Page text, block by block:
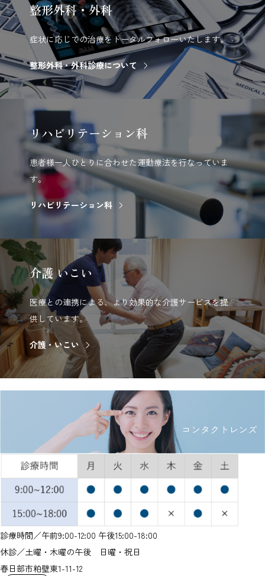
整形外科・外科
症状に応じての治療をトータルフォローいたします。
整形外科・外科診療について
リハビリテーション科
患者様一人ひとりに合わせた運動療法を行なっていま
す。
リハビリテーション科
介護いこい
医療との連携による、より効果的な介護サービスを提
供しています。
介護・いこい
診療時間／午前9:00-12:00 午後15:00-18:00
休診／土曜・木曜の午後 日曜・祝日
春日部市粕壁東1-11-12
コンタクトレンズ